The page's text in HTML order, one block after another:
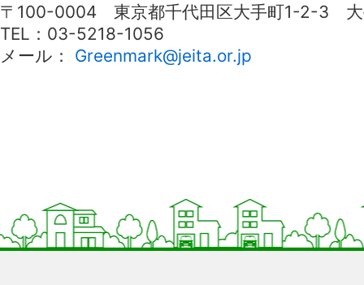
〒100-0004 東京都千代田区大手町1-2-3 大
TEL：03-5218-1056
メール： Greenmark@jeita.or.jp